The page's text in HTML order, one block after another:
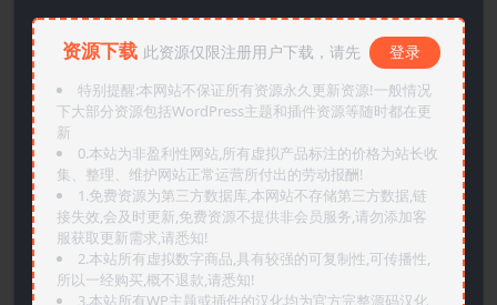
资源下载 此资源仅限注册用户下载，请先 登录
特别提醒:本网站不保证所有资源永久更新资源!一般情况
下大部分资源包括WordPress主题和插件资源等随时都在更
新
0.本站为非盈利性网站,所有虚拟产品标注的价格为站长收
集、整理、维护网站正常运营所付出的劳动报酬!
1.免费资源为第三方数据库,本网站不存储第三方数据,链
接失效,会及时更新,免费资源不提供非会员服务,请勿添加客
服获取更新需求,请悉知!
2.本站所有虚拟数字商品,具有较强的可复制性,可传播性,
所以一经购买,概不退款,请悉知!